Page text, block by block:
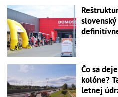
Čo sa
kolóne?
letnej